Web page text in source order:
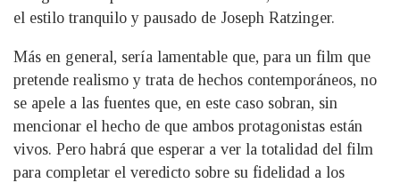
el estilo tranquilo y pausado de Joseph Ratzinger.
Más en general, sería lamentable que, para un film que
pretende realismo y trata de hechos contemporáneos, no
se apele a las fuentes que, en este caso sobran, sin
mencionar el hecho de que ambos protagonistas están
vivos. Pero habrá que esperar a ver la totalidad del film
para completar el veredicto sobre su fidelidad a los